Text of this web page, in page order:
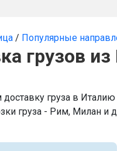
/ Популярные
грузов
груза в
груза - Рим, Милан и